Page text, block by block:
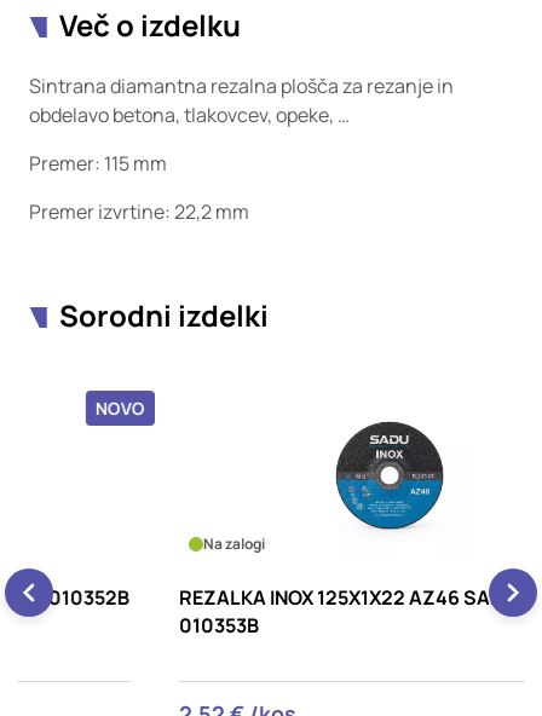
Več o izdelku
Sintrana diamantna rezalna plošča za rezanje in
obdelavo betona, tlakovcev, opeke, …
Premer: 115 mm
Premer izvrtine: 22,2 mm
Sorodni izdelki
REZALKA INOX 125X1X22 AZ46 SADU